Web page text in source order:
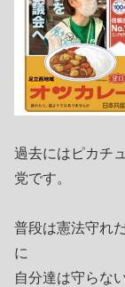
過去にはピカチ
党です。
普段は憲法守れ
に
自分達は守らな